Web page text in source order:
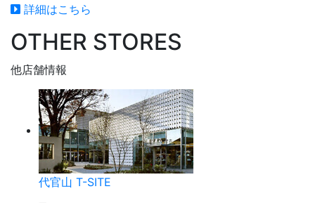
詳細はこちら
OTHER STORES
他店舗情報
代官山 T-SITE